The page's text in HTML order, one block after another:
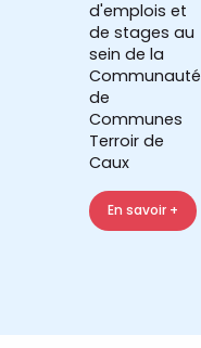
d'emplois et
de stages au
sein de la
Communauté
de
Communes
Terroir de
Caux
En savoir +